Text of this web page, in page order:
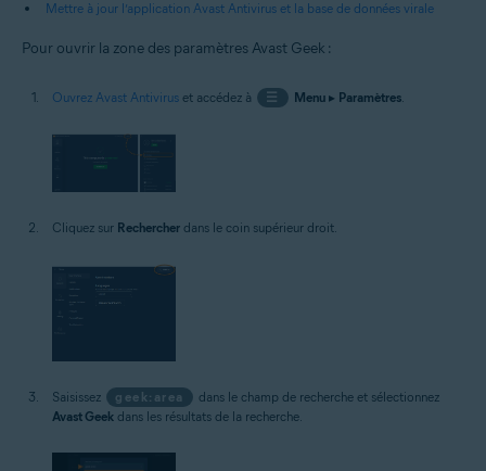
Mettre à jour l’application Avast Antivirus et la base de données virale
Pour ouvrir la zone des paramètres Avast Geek :
Ouvrez Avast Antivirus et accédez à ☰ Menu▸ Paramètres.
Cliquez sur Rechercher dans le coin supérieur droit.
Saisissez geek:area
dans le champ de recherche et sélectionnez
Avast Geek dans les résultats de la recherche.